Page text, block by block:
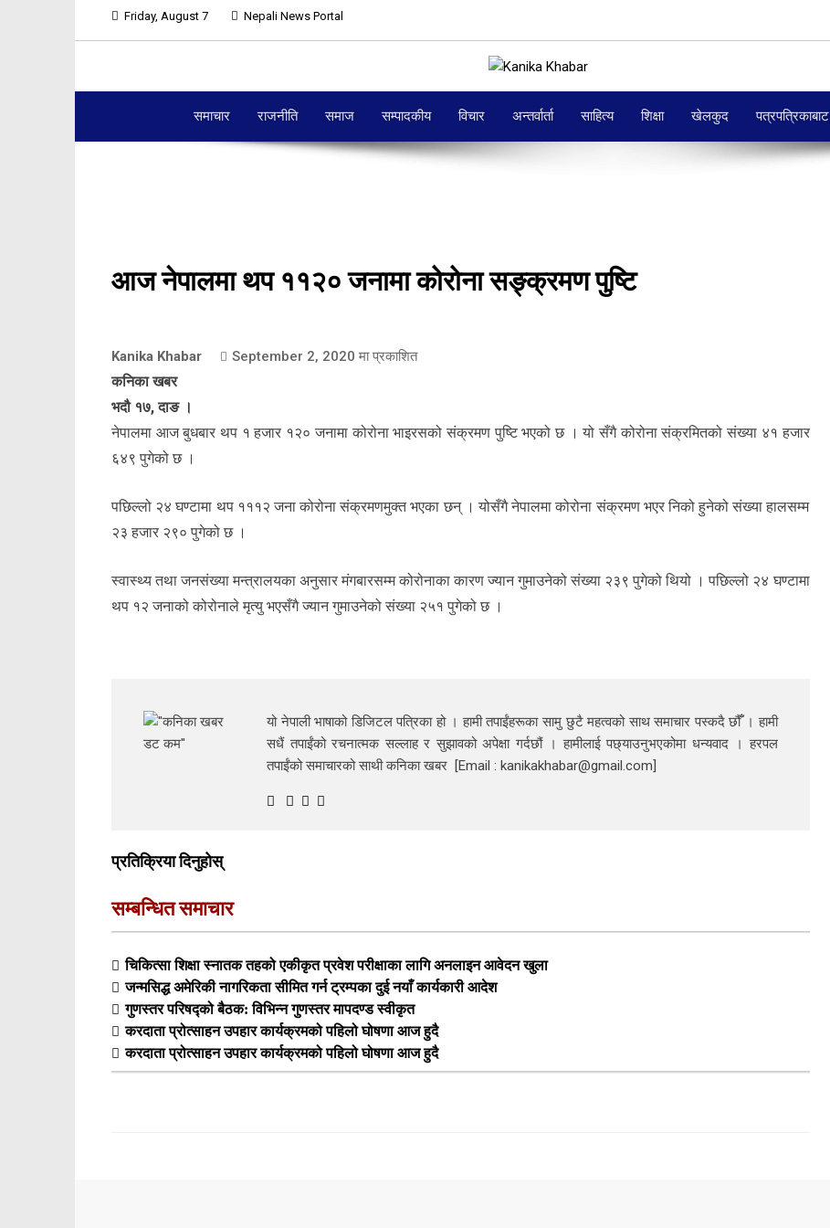
Friday, August 7 Nepali News Portal
समाचार राजनीति समाज सम्पादकीय विचार अन्तर्वार्ता साहित्य शिक्षा खेलकुद पत्रपत्रिकाबाट
आज नेपालमा थप ११२० जनामा कोरोना सङ्क्रमण पुष्टि
Kanika Khabar September 2, 2020 मा प्रकाशित
कनिका खबर
भदौ १७, दाङ ।
नेपालमा आज बुधबार थप १ हजार १२० जनामा कोरोना भाइरसको संक्रमण पुष्टि भएको छ । यो सँगै कोरोना संक्रमितको संख्या ४१ हजार
६४९ पुगेको छ ।
पछिल्लो २४ घण्टामा थप १११२ जना कोरोना संक्रमणमुक्त भएका छन् । योसँगै नेपालमा कोरोना संक्रमण भएर निको हुनेको संख्या हालसम्म
२३ हजार २९० पुगेको छ ।
स्वास्थ्य तथा जनसंख्या मन्त्रालयका अनुसार मंगबारसम्म कोरोनाका कारण ज्यान गुमाउनेको संख्या २३९ पुगेको थियो । पछिल्लो २४ घण्टामा
थप १२ जनाको कोरोनाले मृत्यु भएसँगै ज्यान गुमाउनेको संख्या २५१ पुगेको छ ।
यो नेपाली भाषाको डिजिटल पत्रिका हो । हामी तपाईंहरूका सामु छुटै महत्वको साथ समाचार पस्कदै छौँँ । हामी
सधैं तपाईंको रचनात्मक सल्लाह र सुझावको अपेक्षा गर्दछौं । हामीलाई पछ्याउनुभएकोमा धन्यवाद । हरपल
तपाईंको समाचारको साथी कनिका खबर [Email : kanikakhabar@gmail.com]
प्रतिक्रिया दिनुहोस्
सम्बन्धित समाचार
चिकित्सा शिक्षा स्नातक तहको एकीकृत प्रवेश परीक्षाका लागि अनलाइन आवेदन खुला
जन्मसिद्ध अमेरिकी नागरिकता सीमित गर्न ट्रम्पका दुई नयाँ कार्यकारी आदेश
गुणस्तर परिषद्को बैठक: विभिन्न गुणस्तर मापदण्ड स्वीकृत
करदाता प्रोत्साहन उपहार कार्यक्रमको पहिलो घोषणा आज हुदै
करदाता प्रोत्साहन उपहार कार्यक्रमको पहिलो घोषणा आज हुदै